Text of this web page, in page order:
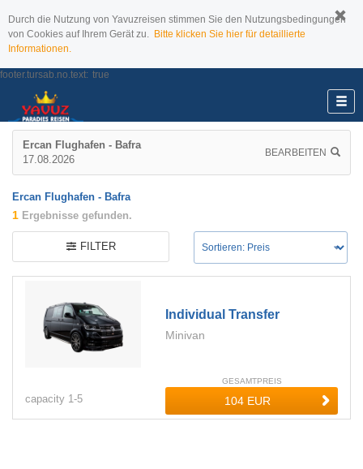
Durch die Nutzung von Yavuzreisen stimmen Sie den Nutzungsbedingungen
von Cookies auf Ihrem Gerät zu. Bitte klicken Sie hier für detaillierte
Informationen.
footer.tursab.no.text: true
Ercan Flughafen - Bafra
17.08.2026
BEARBEITEN
Ercan Flughafen - Bafra
1 Ergebnisse gefunden.
FILTER
Individual Transfer
Minivan
capacity 1-5
GESAMTPREIS